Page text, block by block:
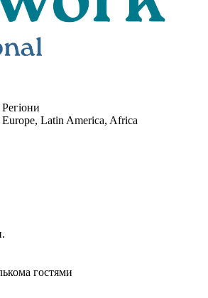
Регіони
Europe, Latin America, Africa
гостями